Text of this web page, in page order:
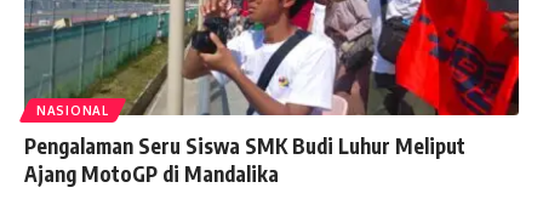
NASIONAL
Pengalaman Seru Siswa SMK Budi Luhur Meliput
Ajang MotoGP di Mandalika